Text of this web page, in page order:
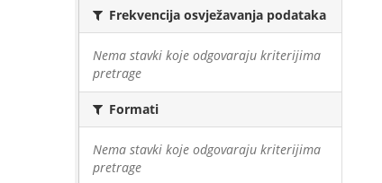
Frekvencija osvježavanja podataka
Nema stavki koje odgovaraju kriterijima
pretrage
Formati
Nema stavki koje odgovaraju kriterijima
pretrage